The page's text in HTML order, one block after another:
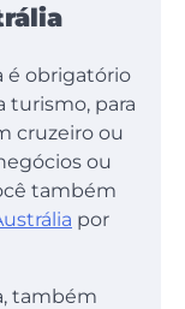
é obrigatório
turismo, para
cruzeiro ou
ou
também
por
também